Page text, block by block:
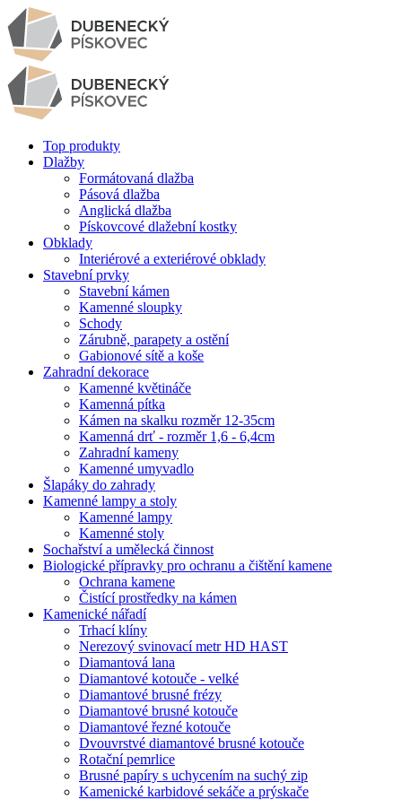
Top produkty
Dlažby
Formátovaná dlažba
Pásová dlažba
Anglická dlažba
Pískovcové dlažební kostky
Obklady
Interiérové a exteriérové obklady
Stavební prvky
Stavební kámen
Kamenné sloupky
Schody
Zárubně, parapety a ostění
Gabionové sítě a koše
Zahradní dekorace
Kamenné květináče
Kamenná pítka
Kámen na skalku rozměr 12-35cm
Kamenná drť - rozměr 1,6 - 6,4cm
Zahradní kameny
Kamenné umyvadlo
Šlapáky do zahrady
Kamenné lampy a stoly
Kamenné lampy
Kamenné stoly
Sochařství a umělecká činnost
Biologické přípravky pro ochranu a čištění kamene
Ochrana kamene
Čistící prostředky na kámen
Kamenické nářadí
Trhací klíny
Nerezový svinovací metr HD HAST
Diamantová lana
Diamantové kotouče - velké
Diamantové brusné frézy
Diamantové brusné kotouče
Diamantové řezné kotouče
Dvouvrstvé diamantové brusné kotouče
Rotační pemrlice
Brusné papíry s uchycením na suchý zip
Kamenické karbidové sekáče a prýskače